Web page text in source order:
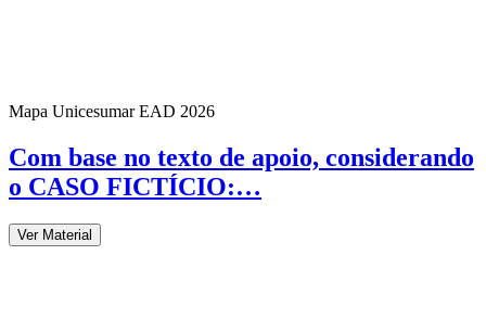
Mapa Unicesumar EAD 2026
Com base no texto de apoio, considerando
o CASO FICTÍCIO:…
Ver Material